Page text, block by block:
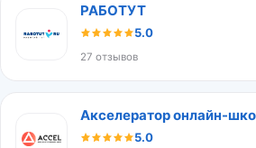
РАБОТУТ
5.0
27 отзывов
Акселератор онлайн-
5.0